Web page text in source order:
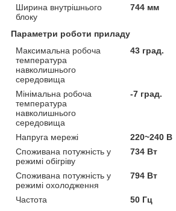
Ширина внутрішнього
блоку
744 мм
Параметри роботи приладу
Максимальна робоча
температура
навколишнього
середовища
43 град.
Мінімальна робоча
температура
навколишнього
середовища
-7 град.
Напруга мережі
220~240 В
Споживана потужність у
режимі обігріву
734 Вт
Споживана потужність у
режимі охолодження
794 Вт
Частота 50 Гц